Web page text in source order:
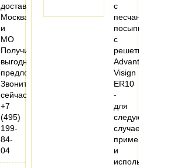
доставка
Москва
и
МО
Получите
выгодное
предложение
Звоните
сейчас
+7
(495)
199-
84-
04
с
песчаной
посыпкой,
с
решеткой
Advantix
Visign
ER10
-
для
следующих
случаев
применения
и
использования